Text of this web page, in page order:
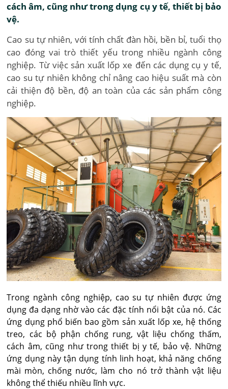
cách âm, cũng như trong dụng cụ y tế, thiết bị bảo
vệ.
Cao su tự nhiên, với tính chất đàn hồi, bền bỉ, tuổi thọ
cao đóng vai trò thiết yếu trong nhiều ngành công
nghiệp. Từ việc sản xuất lốp xe đến các dụng cụ y tế,
cao su tự nhiên không chỉ nâng cao hiệu suất mà còn
cải thiện độ bền, độ an toàn của các sản phẩm công
nghiệp.
Trong ngành công nghiệp, cao su tự nhiên được ứng
dụng đa dạng nhờ vào các đặc tính nổi bật của nó. Các
ứng dụng phổ biến bao gồm sản xuất lốp xe, hệ thống
treo, các bộ phận chống rung, vật liệu chống thấm,
cách âm, cũng như trong thiết bị y tế, bảo vệ. Những
ứng dụng này tận dụng tính linh hoạt, khả năng chống
mài mòn, chống nước, làm cho nó trở thành vật liệu
không thể thiếu nhiều lĩnh vực.